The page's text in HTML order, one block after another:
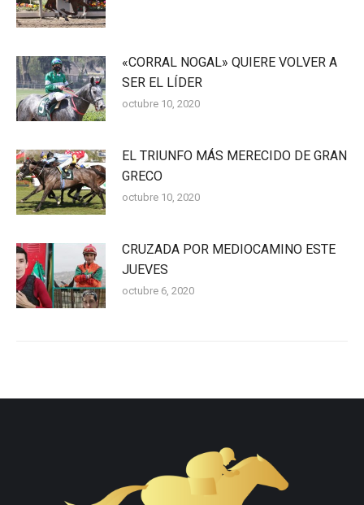
«CORRAL NOGAL» QUIERE VOLVER A
SER EL LÍDER
octubre 10, 2020
EL TRIUNFO MÁS MERECIDO DE GRAN
GRECO
octubre 10, 2020
CRUZADA POR MEDIOCAMINO ESTE
JUEVES
octubre 6, 2020